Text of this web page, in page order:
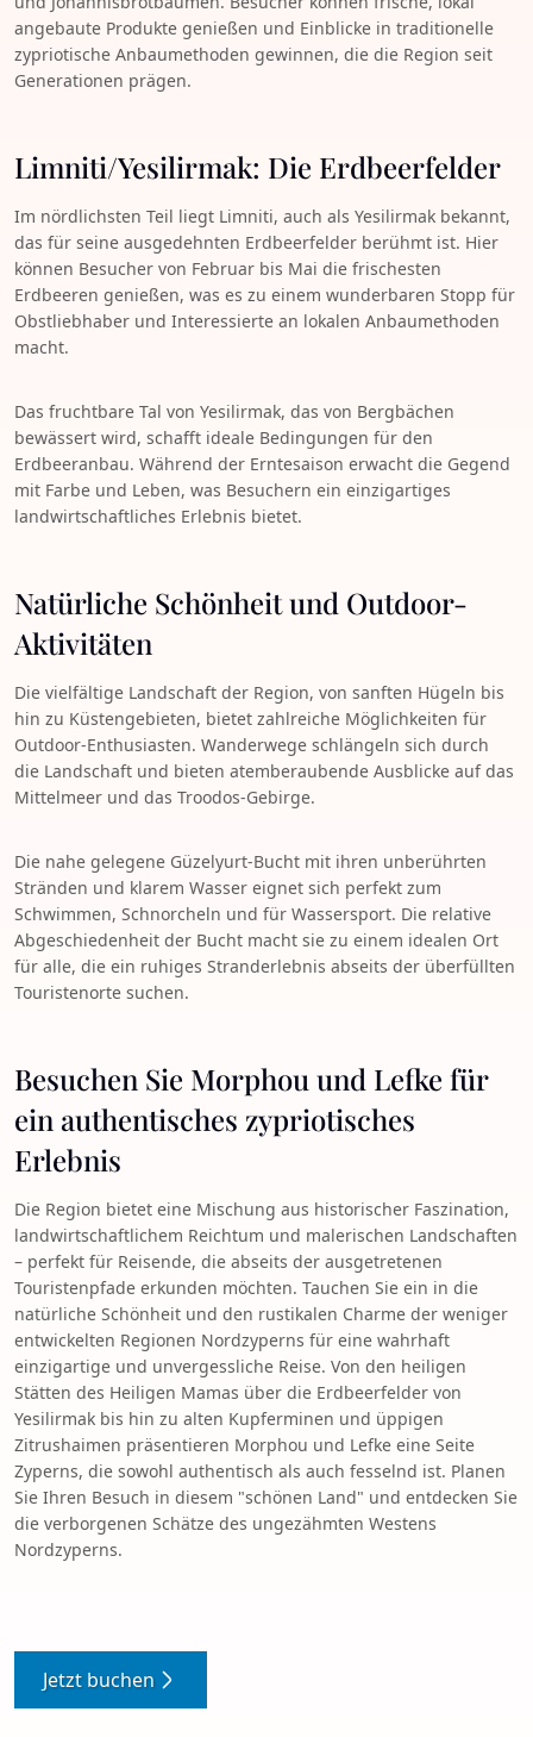
angebaute Produkte genießen und Einblicke in traditionelle
zypriotische Anbaumethoden gewinnen, die die Region seit
Generationen prägen.
Limniti/Yesilirmak: Die Erdbeerfelder
Im nördlichsten Teil liegt Limniti, auch als Yesilirmak bekannt,
das für seine ausgedehnten Erdbeerfelder berühmt ist. Hier
können Besucher von Februar bis Mai die frischesten
Erdbeeren genießen, was es zu einem wunderbaren Stopp für
Obstliebhaber und Interessierte an lokalen Anbaumethoden
macht.
Das fruchtbare Tal von Yesilirmak, das von Bergbächen
bewässert wird, schafft ideale Bedingungen für den
Erdbeeranbau. Während der Erntesaison erwacht die Gegend
mit Farbe und Leben, was Besuchern ein einzigartiges
landwirtschaftliches Erlebnis bietet.
Natürliche Schönheit und Outdoor-
Aktivitäten
Die vielfältige Landschaft der Region, von sanften Hügeln bis
hin zu Küstengebieten, bietet zahlreiche Möglichkeiten für
Outdoor-Enthusiasten. Wanderwege schlängeln sich durch
die Landschaft und bieten atemberaubende Ausblicke auf das
Mittelmeer und das Troodos-Gebirge.
Die nahe gelegene Güzelyurt-Bucht mit ihren unberührten
Stränden und klarem Wasser eignet sich perfekt zum
Schwimmen, Schnorcheln und für Wassersport. Die relative
Abgeschiedenheit der Bucht macht sie zu einem idealen Ort
für alle, die ein ruhiges Stranderlebnis abseits der überfüllten
Touristenorte suchen.
Besuchen Sie Morphou und Lefke für
ein authentisches zypriotisches
Erlebnis
Die Region bietet eine Mischung aus historischer Faszination,
landwirtschaftlichem Reichtum und malerischen Landschaften
– perfekt für Reisende, die abseits der ausgetretenen
Touristenpfade erkunden möchten. Tauchen Sie ein in die
natürliche Schönheit und den rustikalen Charme der weniger
entwickelten Regionen Nordzyperns für eine wahrhaft
einzigartige und unvergessliche Reise. Von den heiligen
Stätten des Heiligen Mamas über die Erdbeerfelder von
Yesilirmak bis hin zu alten Kupferminen und üppigen
Zitrushaimen präsentieren Morphou und Lefke eine Seite
Zyperns, die sowohl authentisch als auch fesselnd ist. Planen
Sie Ihren Besuch in diesem "schönen Land" und entdecken Sie
die verborgenen Schätze des ungezähmten Westens
Nordzyperns.
Jetzt buchen